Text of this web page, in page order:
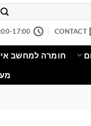
CONTACT
17:00
חומרה למחשב